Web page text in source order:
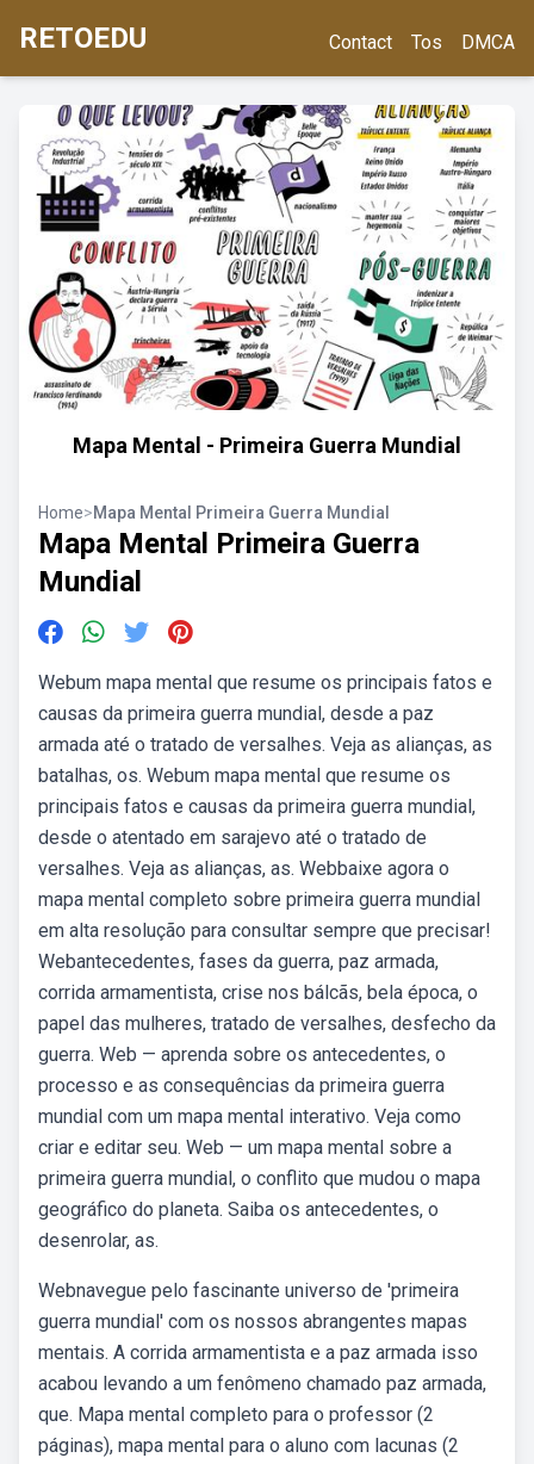
RETOEDU Contact Tos DMCA
Mapa Mental - Primeira Guerra Mundial
Home>Mapa Mental Primeira Guerra Mundial
Mapa Mental Primeira Guerra
Mundial
Webum mapa mental que resume os principais fatos e
causas da primeira guerra mundial, desde a paz
armada até o tratado de versalhes. Veja as alianças, as
batalhas, os. Webum mapa mental que resume os
principais fatos e causas da primeira guerra mundial,
desde o atentado em sarajevo até o tratado de
versalhes. Veja as alianças, as. Webbaixe agora o
mapa mental completo sobre primeira guerra mundial
em alta resolução para consultar sempre que precisar!
Webantecedentes, fases da guerra, paz armada,
corrida armamentista, crise nos bálcãs, bela época, o
papel das mulheres, tratado de versalhes, desfecho da
guerra. Web — aprenda sobre os antecedentes, o
processo e as consequências da primeira guerra
mundial com um mapa mental interativo. Veja como
criar e editar seu. Web — um mapa mental sobre a
primeira guerra mundial, o conflito que mudou o mapa
geográfico do planeta. Saiba os antecedentes, o
desenrolar, as.
Webnavegue pelo fascinante universo de 'primeira
guerra mundial' com os nossos abrangentes mapas
mentais. A corrida armamentista e a paz armada isso
acabou levando a um fenômeno chamado paz armada,
que. Mapa mental completo para o professor (2
páginas), mapa mental para o aluno com lacunas (2